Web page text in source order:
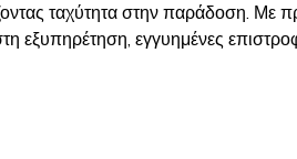
ταχύτητα στην παράδοση. Με
εξυπηρέτηση, εγγυημένες